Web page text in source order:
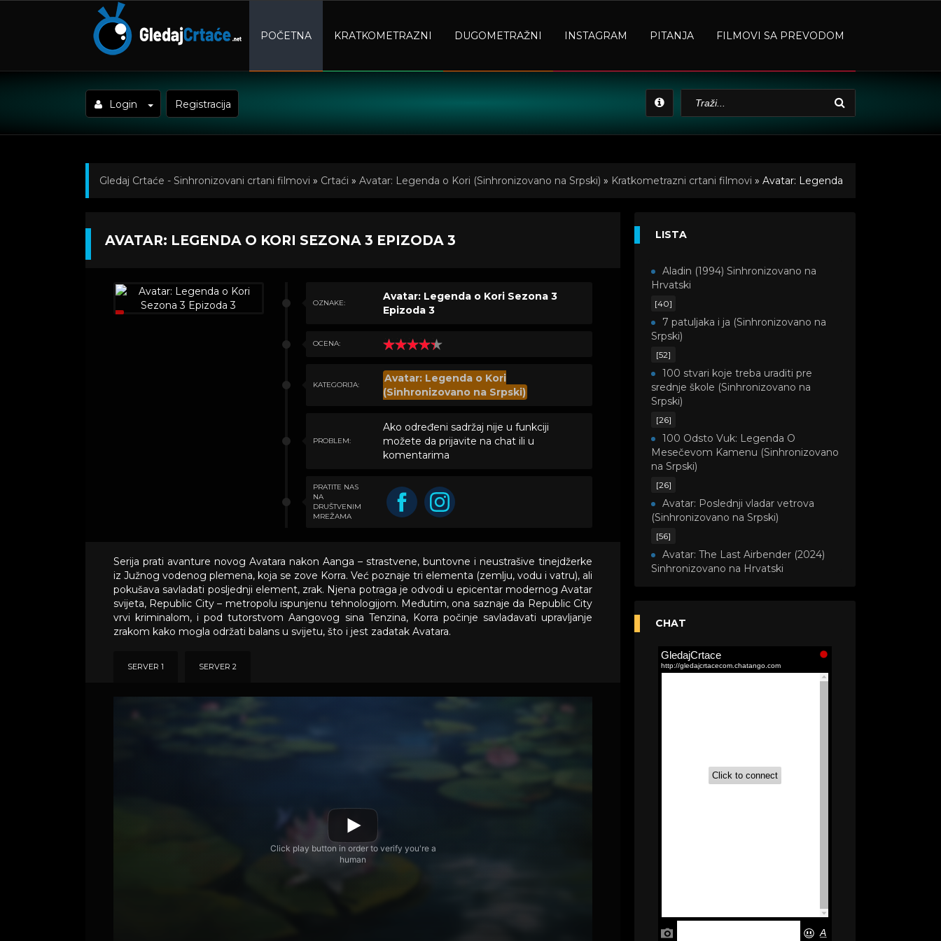
POČETNA KRATKOMETRAZNI DUGOMETRAŽNI INSTAGRAM PITANJA FILMOVI SA PREVODOM
Login Registracija
Gledaj Crtaće - Sinhronizovani crtani filmovi » Crtaći » Avatar: Legenda o Kori (Sinhronizovano na Srpski) » Kratkometrazni crtani filmovi » Avatar: Legenda
AVATAR: LEGENDA O KORI SEZONA 3 EPIZODA 3
OZNAKE:
Avatar: Legenda o Kori Sezona 3
Epizoda 3
OCENA:
KATEGORIJA:
Avatar: Legenda o Kori
(Sinhronizovano na Srpski)
PROBLEM:
Ako određeni sadržaj nije u funkciji
možete da prijavite na chat ili u
komentarima
PRATITE NAS
NA
DRUŠTVENIM
MREŽAMA
Serija prati avanture novog Avatara nakon Aanga – strastvene, buntovne i neustrašive tinejdžerke
iz Južnog vodenog plemena, koja se zove Korra. Već poznaje tri elementa (zemlju, vodu i vatru), ali
pokušava savladati posljednji element, zrak. Njena potraga je odvodi u epicentar modernog Avatar
svijeta, Republic City – metropolu ispunjenu tehnologijom. Međutim, ona saznaje da Republic City
vrvi kriminalom, i pod tutorstvom Aangovog sina Tenzina, Korra počinje savladavati upravljanje
zrakom kako mogla održati balans u svijetu, što i jest zadatak Avatara.
SERVER 1 SERVER 2
LISTA
Aladin (1994) Sinhronizovano na
Hrvatski
[40]
7 patuljaka i ja (Sinhronizovano na
Srpski)
[52]
100 stvari koje treba uraditi pre
srednje škole (Sinhronizovano na
Srpski)
[26]
100 Odsto Vuk: Legenda O
Mesečevom Kamenu (Sinhronizovano
na Srpski)
[26]
Avatar: Poslednji vladar vetrova
(Sinhronizovano na Srpski)
[56]
Avatar: The Last Airbender (2024)
Sinhronizovano na Hrvatski
(Sinhronizovano na Srpski)
Akademija čarolija (Wits Academy)
Sinhronizovano na Srpski
Tunes,2020) Sinhronizovano na Srpski
Okura (Sinhronizovano na Srpski)
CHAT